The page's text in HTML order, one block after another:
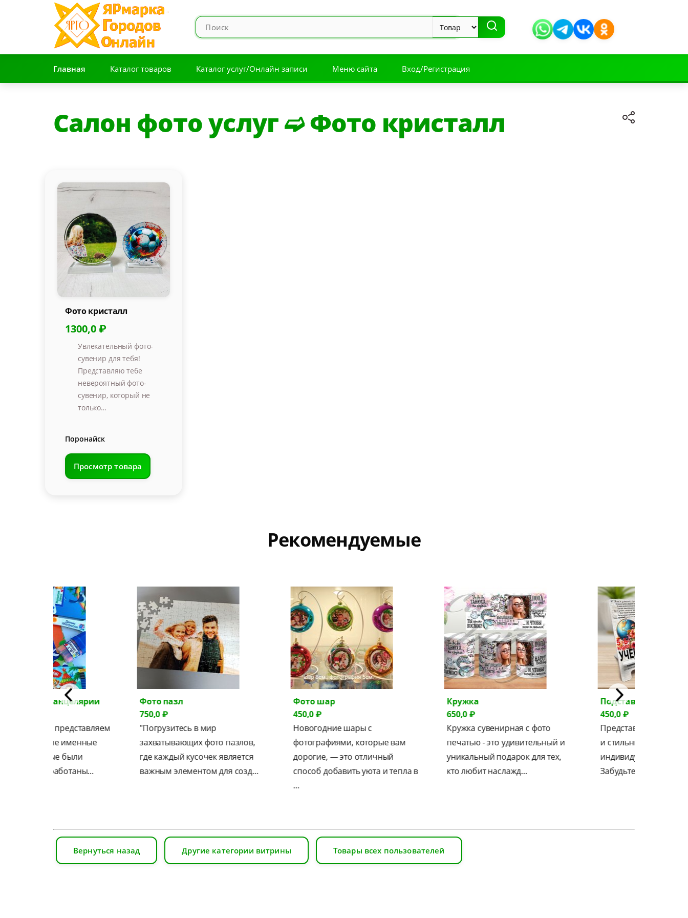
Главная Каталог товаров Каталог услуг/Онлайн записи Меню сайта Вход/Регистрация
Салон фото услуг ➫ Фото кристалл
Фото кристалл
1300,0 ₽
Увлекательный фото-
сувенир для тебя!
Представляю тебе
невероятный фото-
сувенир, который не
только…
Поронайск
Просмотр товара
Рекомендуемые
для канцелярии
представляем
именные
которые были
разработаны…
Фото пазл
750,0 ₽
"Погрузитесь в мир
захватывающих фото пазлов,
где каждый кусочек является
важным элементом для созд…
Фото шар
450,0 ₽
Новогодние шары с
фотографиями, которые вам
дорогие, — это отличный
способ добавить уюта и тепла в
Кружка
650,0 ₽
Кружка сувенирная с фото
печатью - это удивительный и
уникальный подарок для тех,
кто любит наслажд…
Подставка для
450,0 ₽
Представляем вам
и стильные подставки с
индивидуальным
Забудьте о стандартных
Вернуться назад Другие категории витрины Товары всех пользователей